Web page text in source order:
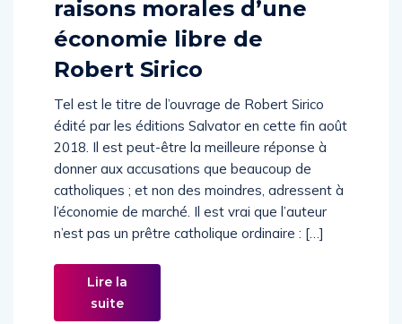
raisons morales d’une
économie libre de
Robert Sirico
Tel est le titre de l’ouvrage de Robert Sirico
édité par les éditions Salvator en cette fin août
2018. Il est peut-être la meilleure réponse à
donner aux accusations que beaucoup de
catholiques ; et non des moindres, adressent à
l’économie de marché. Il est vrai que l’auteur
n’est pas un prêtre catholique ordinaire : […]
Lire la
suite